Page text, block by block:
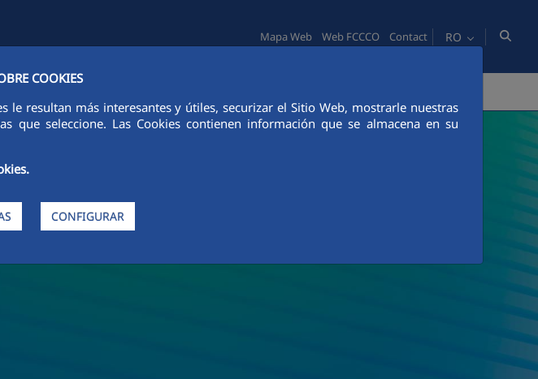
COOKIES
le resultan más interesantes y útiles, securizar el Sitio Web, mostrarle nuestras
que seleccione. Las Cookies contienen información que se almacena en su
CONFIGURAR
Mapa Web Web FCCCO Contact RO